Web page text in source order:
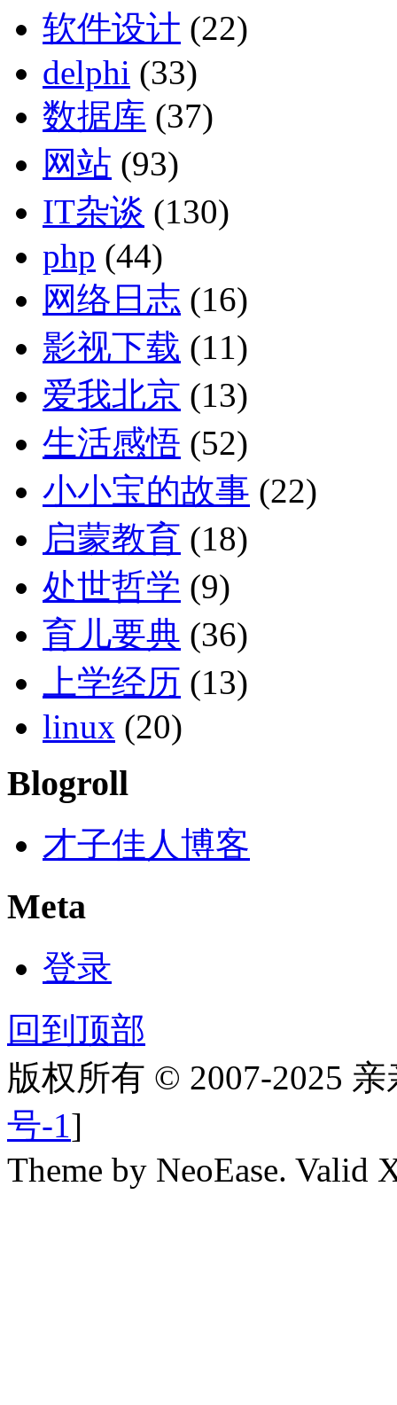
软件设计 (22)
delphi (33)
数据库 (37)
网站 (93)
IT杂谈 (130)
php (44)
网络日志 (16)
影视下载 (11)
爱我北京 (13)
生活感悟 (52)
小小宝的故事 (22)
启蒙教育 (18)
处世哲学 (9)
育儿要典 (36)
上学经历 (13)
linux (20)
Blogroll
才子佳人博客
Meta
登录
回到顶部
版权所有 © 2007-2025
号-1 ]
Theme by NeoEase. Valid